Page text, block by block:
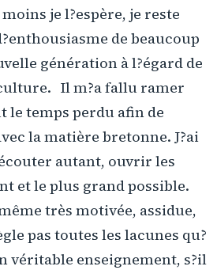
je l?espère, je reste
de beaucoup
génération à l?égard de
Il m?a fallu ramer
temps perdu afin de
la matière bretonne. J?ai
autant, ouvrir les
et le plus grand possible.
très motivée, assidue,
pas toutes les lacunes qu?
véritable enseignement, s?il